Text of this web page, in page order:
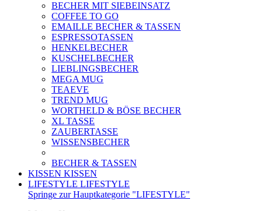
BECHER MIT SIEBEINSATZ
COFFEE TO GO
EMAILLE BECHER & TASSEN
ESPRESSOTASSEN
HENKELBECHER
KUSCHELBECHER
LIEBLINGSBECHER
MEGA MUG
TEAEVE
TREND MUG
WORTHELD & BÖSE BECHER
XL TASSE
ZAUBERTASSE
WISSENSBECHER
BECHER & TASSEN
KISSEN KISSEN
LIFESTYLE LIFESTYLE
Springe zur Hauptkategorie "LIFESTYLE"